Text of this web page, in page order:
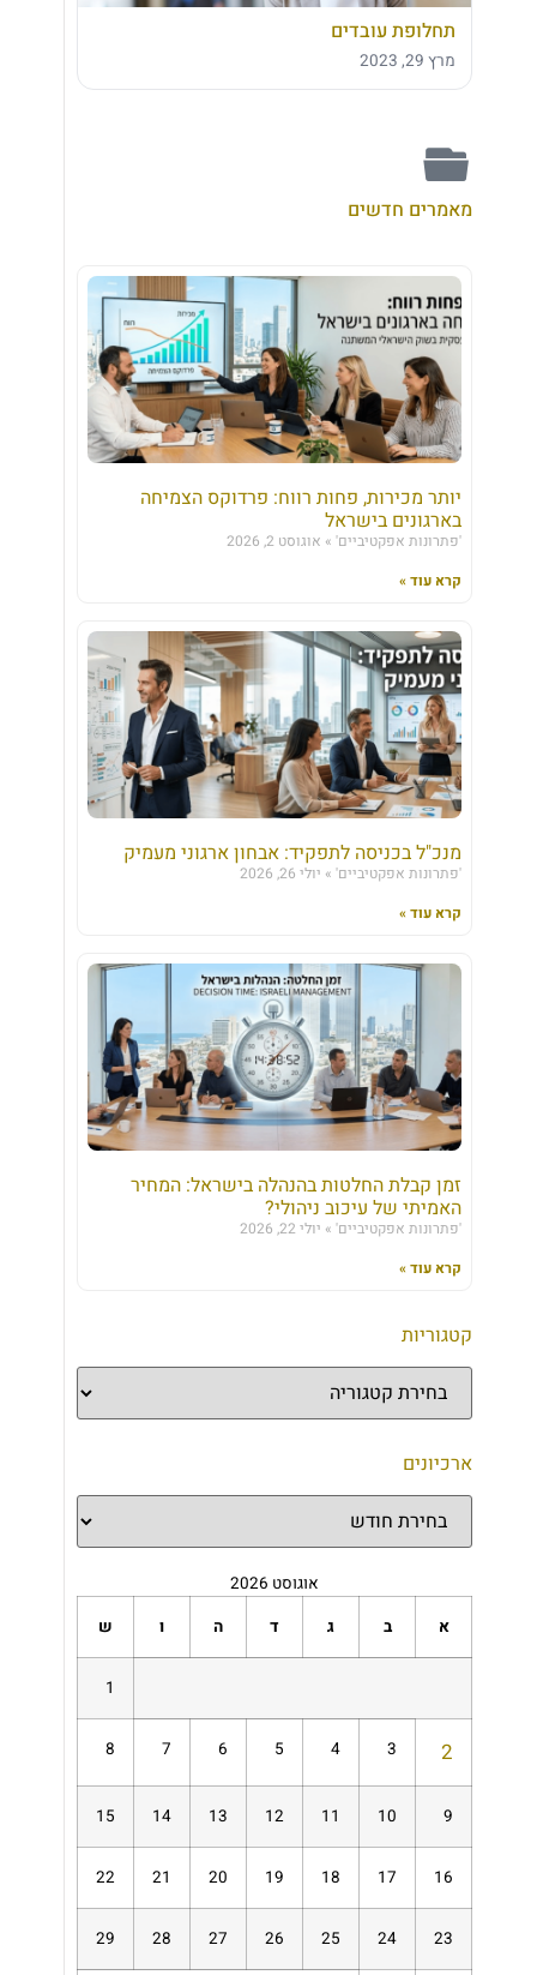
תחלופת עובדים
מרץ 29, 2023
מאמרים חדשים
יותר מכירות, פחות רווח: פרדוקס הצמיחה
בארגונים בישראל
'פתרונות אפקטיביים'
אוגוסט 2, 2026
קרא עוד »
מנכ"ל בכניסה לתפקיד: אבחון ארגוני מעמיק
'פתרונות אפקטיביים'
יולי 26, 2026
קרא עוד »
זמן קבלת החלטות בהנהלה בישראל: המחיר
האמיתי של עיכוב ניהולי?
'פתרונות אפקטיביים'
יולי 22, 2026
קרא עוד »
קטגוריות
ארכיונים
אוגוסט 2026
א
ב ג ד ה ו ש
1
2
3
4
5
6
7
8
9
10
11
12
13
14
15
16
17
18
19
20
21
22
23
24
25
26
27
28
29